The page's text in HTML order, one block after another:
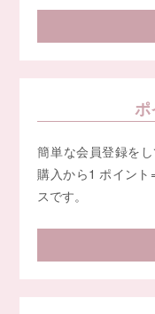
簡単な会員登録を
購入から1 ポイン
スです。